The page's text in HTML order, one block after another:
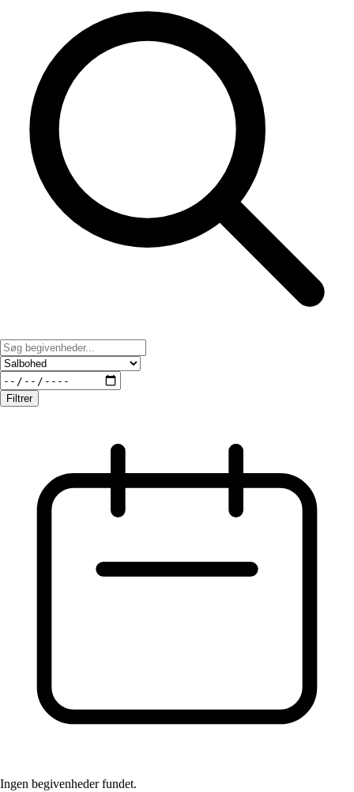
Filtrer
Ingen begivenheder fundet.